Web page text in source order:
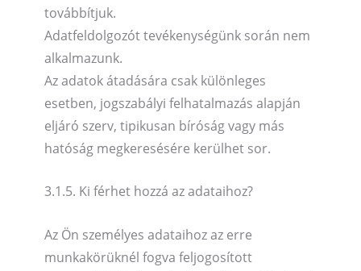
továbbítjuk.
Adatfeldolgozót tevékenységünk során nem
alkalmazunk.
Az adatok átadására csak különleges
esetben, jogszabályi felhatalmazás alapján
eljáró szerv, tipikusan bíróság vagy más
hatóság megkeresésére kerülhet sor.
3.1.5. Ki férhet hozzá az adataihoz?
Az Ön személyes adataihoz az erre
munkakörüknél fogva feljogosított